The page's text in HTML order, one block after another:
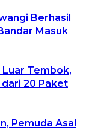
Berhasil
Masuk
Tembok,
dari 20 Paket
Pemuda Asal